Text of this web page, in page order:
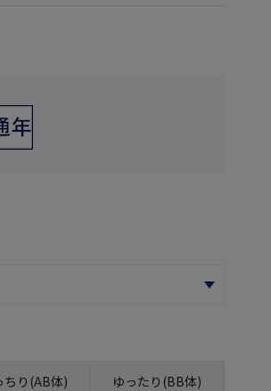
ちり(AB体) ゆったり(BB体)